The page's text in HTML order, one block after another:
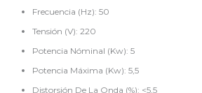
Frecuencia (Hz): 50
Tensión (V): 220
Potencia Nóminal (Kw): 5
Potencia Máxima (Kw): 5,5
Distorsión De La Onda (%): <5,5